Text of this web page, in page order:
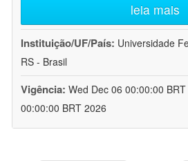
leia mais
Instituição/UF/País: Universidade
RS - Brasil
Vigência: Wed Dec 06 00:00:00
00:00:00 BRT 2026